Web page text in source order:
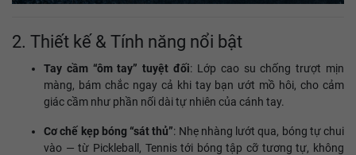
2. Thiết kế & Tính năng nổi bật
Tay cầm “ôm tay” tuyệt đối: Lớp cao su chống trượt mịn
màng, bám chắc ngay cả khi tay bạn ướt mồ hôi, cho cảm
giác cầm như phần nối dài tự nhiên của cánh tay.
Cơ chế kẹp bóng “sát thủ”: Nhẹ nhàng lướt qua, bóng tự chui
vào — từ Pickleball, Tennis tới bóng tập cỡ tương tự, không